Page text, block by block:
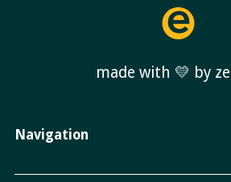
made with 💛 by
Navigation